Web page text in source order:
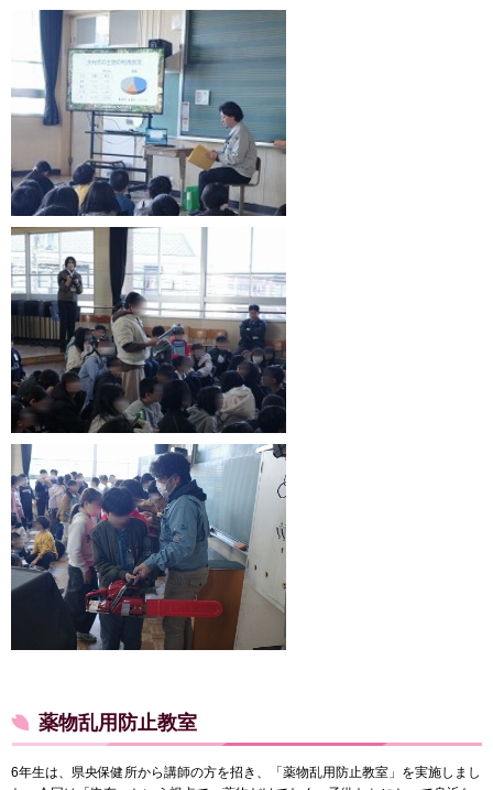
薬物乱用防止教室
6年生は、県央保健所から講師の方を招き、「薬物乱用防止教室」を実施しまし